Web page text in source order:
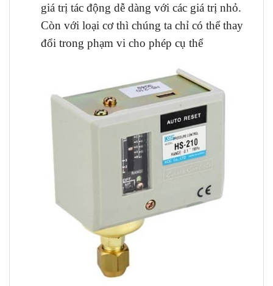
giá trị tác động dễ dàng với các giá trị nhỏ.
Còn với loại cơ thì chúng ta chỉ có thể thay
đổi trong phạm vi cho phép cụ thể